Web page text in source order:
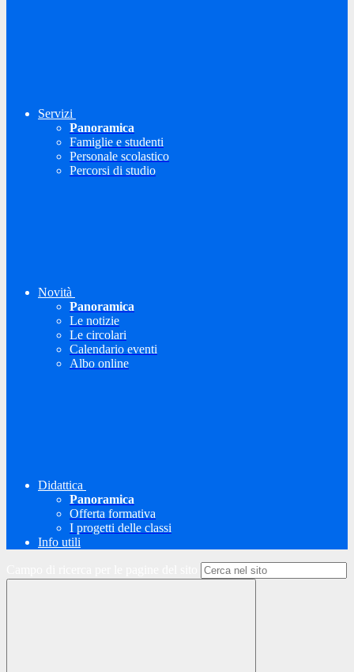
Servizi
Panoramica
Famiglie e studenti
Personale scolastico
Percorsi di studio
Novità
Panoramica
Le notizie
Le circolari
Calendario eventi
Albo online
Didattica
Panoramica
Offerta formativa
I progetti delle classi
Info utili